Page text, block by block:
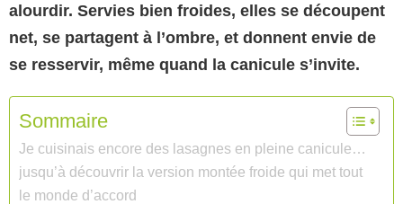
alourdir. Servies bien froides, elles se découpent
net, se partagent à l’ombre, et donnent envie de
se resservir, même quand la canicule s’invite.
Sommaire
Je cuisinais encore des lasagnes en pleine canicule…
jusqu’à découvrir la version montée froide qui met tout
le monde d’accord